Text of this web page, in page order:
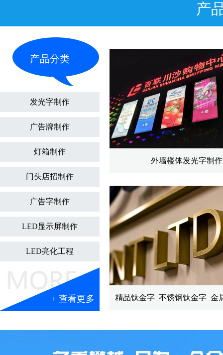
产
产品分类
发光字制作
广告牌制作
灯箱制作
门头店招制作
广告字制作
LED显示屏制作
LED亮化工程
+ 查看更多
外墙楼体发光字制作
精品钛金字_不锈钢钛金字_金